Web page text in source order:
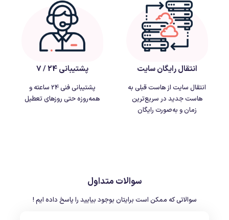
انتقال رایگان سایت
انتقال سایت از هاست قبلی به
هاست جدید در سریع‌ترین
زمان و به‌صورت رایگان
پشتیبانی 24 / 7
پشتیبانی فنی 24 ساعته و
همه‌روزه حتی روزهای تعطیل
سوالات متداول
سوالاتی که ممکن است برایتان بوجود بیایید را پاسخ داده ایم !